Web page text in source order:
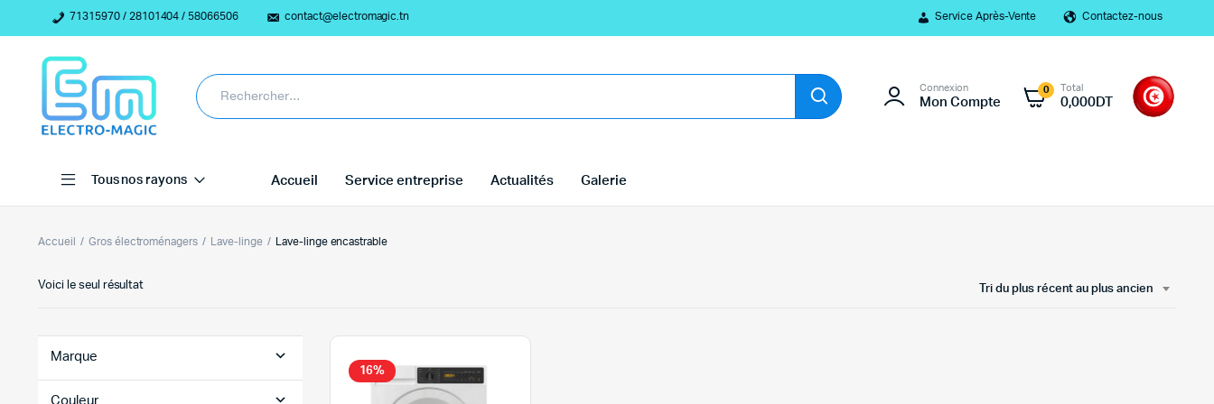
71315970 / 28101404 / 58066506 contact@electromagic.tn Service Après-Vente Contactez-nous
Connexion
Mon Compte
0 Total
0,000 DT
Tous nos rayons Accueil Service entreprise Actualités Galerie
Accueil Gros électroménagers Lave-linge Lave-linge encastrable
Tri du plus récent au plus ancien
Voici le seul résultat
16%
Marque
Couleur